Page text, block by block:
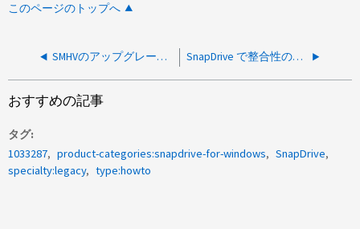
このページのトップへ
SMHVのアップグレード方法 SnapDrive で整合性のない Snapshot コピーが報告されました
おすすめの記事
タグ
1033287
product-categories:snapdrive-for-windows
SnapDrive
specialty:legacy
type:howto